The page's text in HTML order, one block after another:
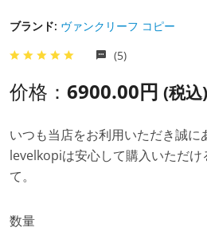
ブランド: ヴァンクリーフ コピー
(5)
价格： 6900.00円 (税込)
いつも当店をお利用いただき誠に
levelkopiは安心して購入いただけ
て。
数量